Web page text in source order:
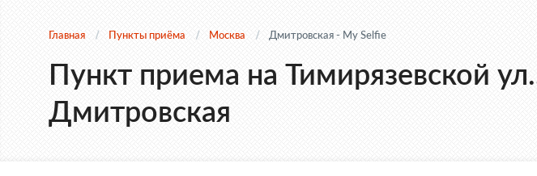
Главная Пункты приёма Москва Дмитровская - My Selfie
Пункт приема на Тимирязевской
Дмитровская